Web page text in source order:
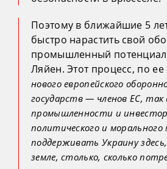
Поэтому в ближайшие 5
быстро нарастить свой
промышленный
Ляйен. Этот процесс, по ее
нового европейского
государств — членов ЕС,
промышленности и
политического и
поддерживать Украину
земле, столько, сколько